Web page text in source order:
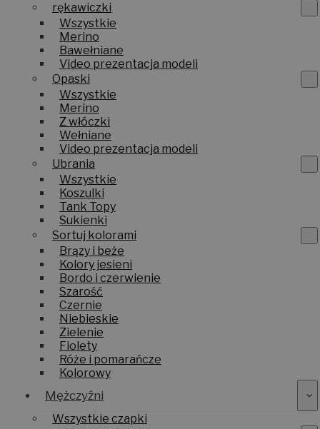
rękawiczki
Wszystkie
Merino
Bawełniane
Video prezentacja modeli
Opaski
Wszystkie
Merino
Z włóczki
Wełniane
Video prezentacja modeli
Ubrania
Wszystkie
Koszulki
Tank Topy
Sukienki
Sortuj kolorami
Brązy i beże
Kolory jesieni
Bordo i czerwienie
Szarość
Czernie
Niebieskie
Zielenie
Fiolety
Róże i pomarańcze
Kolorowy
Mężczyźni
Wszystkie czapki